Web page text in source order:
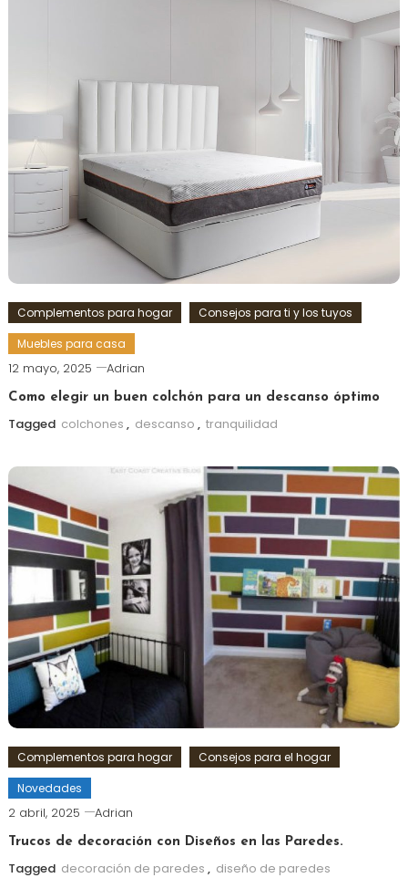
Complementos para hogar
Consejos para ti y los tuyos
Muebles para casa
12 mayo, 2025 Adrian
Como elegir un buen colchón para un descanso óptimo
Tagged colchones , descanso , tranquilidad
Complementos para hogar
Consejos para el hogar
Novedades
2 abril, 2025 Adrian
Trucos de decoración con Diseños en las Paredes.
Tagged decoración de paredes , diseño de paredes